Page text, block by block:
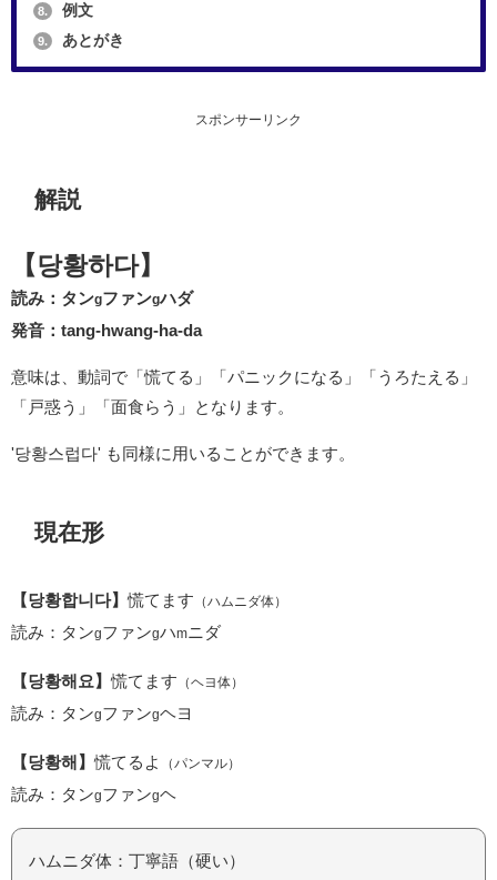
8. 例文
9. あとがき
スポンサーリンク
解説
【당황하다】
読み：タンgファンgハダ
発音：tang-hwang-ha-da
意味は、動詞で「慌てる」「パニックになる」「うろたえる」
「戸惑う」「面食らう」となります。
'당황스럽다' も同様に用いることができます。
現在形
【당황합니다】慌てます （ハムニダ体）
読み：タンgファンgハm ニダ
【당황해요】慌てます （ヘヨ体）
読み：タンgファンgヘヨ
【당황해】慌てるよ （パンマル）
読み：タンgファンgヘ
ハムニダ体：丁寧語（硬い）